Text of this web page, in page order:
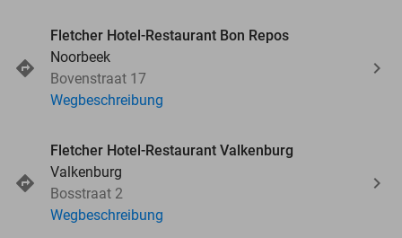
Fletcher Hotel-Restaurant Bon Repos
Noorbeek
Bovenstraat 17
Wegbeschreibung
Fletcher Hotel-Restaurant Valkenburg
Valkenburg
Bosstraat 2
Wegbeschreibung